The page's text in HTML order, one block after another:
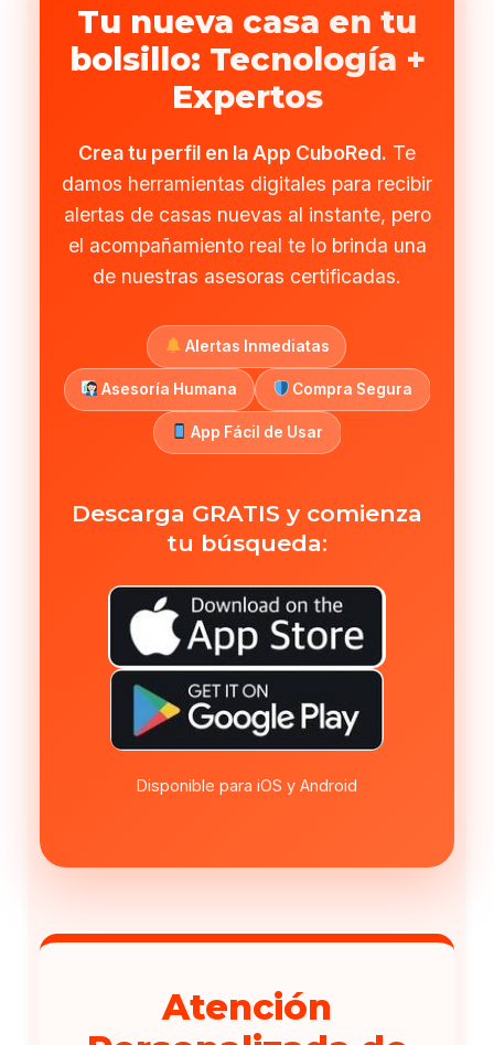
Tu nueva casa en tu
bolsillo: Tecnología +
Expertos
Crea tu perfil en la App CuboRed. Te
damos herramientas digitales para recibir
alertas de casas nuevas al instante, pero
el acompañamiento real te lo brinda una
de nuestras asesoras certificadas.
Alertas Inmediatas
Asesoría Humana Compra Segura
App Fácil de Usar
Descarga GRATIS y comienza
tu búsqueda:
Disponible para iOS y Android
Atención